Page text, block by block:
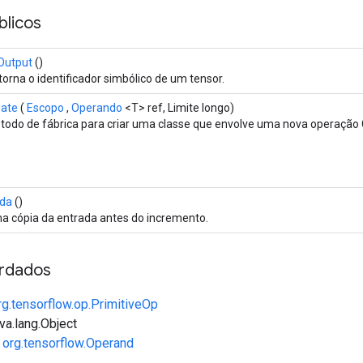
()
o identificador simbólico de um tensor.
( Escopo , Operando <T> ref, Limite longo)
de fábrica para criar uma classe que envolve uma nova operação
()
cópia da entrada antes do incremento.
org.tensorflow.Operand